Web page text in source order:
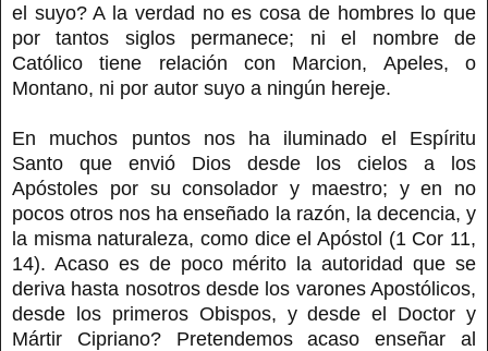
el suyo? A la verdad no es cosa de hombres lo que
por tantos siglos permanece; ni el nombre de
Católico tiene relación con Marcion, Apeles, o
Montano, ni por autor suyo a ningún hereje.
En muchos puntos nos ha iluminado el Espíritu
Santo que envió Dios desde los cielos a los
Apóstoles por su consolador y maestro; y en no
pocos otros nos ha enseñado la razón, la decencia, y
la misma naturaleza, como dice el Apóstol (1 Cor 11,
14). Acaso es de poco mérito la autoridad que se
deriva hasta nosotros desde los varones Apostólicos,
desde los primeros Obispos, y desde el Doctor y
Mártir Cipriano? Pretendemos acaso enseñar al